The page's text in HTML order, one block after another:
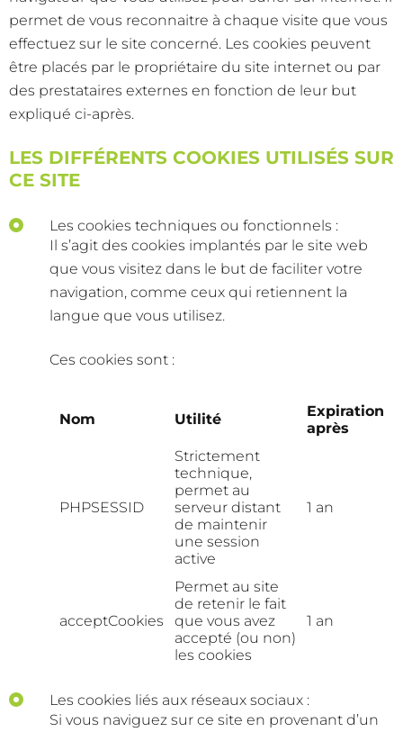
permet de vous reconnaitre à chaque visite que vous
effectuez sur le site concerné. Les cookies peuvent
être placés par le propriétaire du site internet ou par
des prestataires externes en fonction de leur but
expliqué ci-après.
LES DIFFÉRENTS COOKIES UTILISÉS SUR
CE SITE
Les cookies techniques ou fonctionnels :
Il s’agit des cookies implantés par le site web
que vous visitez dans le but de faciliter votre
navigation, comme ceux qui retiennent la
langue que vous utilisez.
Ces cookies sont :
Nom Utilité
Expiration
après
PHPSESSID
Strictement
technique,
permet au
serveur distant
de maintenir
une session
active
1 an
acceptCookies
Permet au site
de retenir le fait
que vous avez
accepté (ou non)
les cookies
1 an
Les cookies liés aux réseaux sociaux :
Si vous naviguez sur ce site en provenant d’un